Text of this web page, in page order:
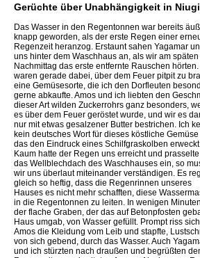
Gerüchte über Unabhängigkeit in
Das Wasser in den Regentonnen war bereits
knapp geworden, als der erste Regen einer
Regenzeit heranzog. Erstaunt sahen Yagamar
uns hinter dem Waschhaus an, als wir am späten
Nachmittag das erste entfernte Rauschen hörten.
waren gerade dabei, über dem Feuer pitpit zu
eine Gemüsesorte, die ich den Dorfleuten
gerne abkaufte. Amos und ich liebten den
dieser Art wilden Zuckerrohrs ganz besonders,
es über dem Feuer geröstet wurde, und wir es
nur mit etwas gesalzener Butter bestrichen. Ich
kein deutsches Wort für dieses köstliche Gemüse
das den Eindruck eines Schilfgraskolben erweckt.
Kaum hatte der Regen uns erreicht und
das Wellblechdach des Waschhauses ein, so
wir uns überlaut miteinander verständigen. Es
gleich so heftig, dass die Regenrinnen unseres
Hauses es nicht mehr schafften, diese
in die Regentonnen zu leiten. In wenigen
der flache Graben, der das auf Betonpfosten
Haus umgab, von Wasser gefüllt. Prompt riss sich
Amos die Kleidung vom Leib und stapfte,
von sich gebend, durch das Wasser. Auch
und ich stürzten nach draußen und begrüßten